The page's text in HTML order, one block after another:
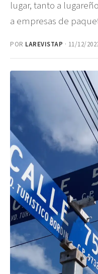
lugar, tanto a
a empresas de
POR LAREVISTAP · 11/12/